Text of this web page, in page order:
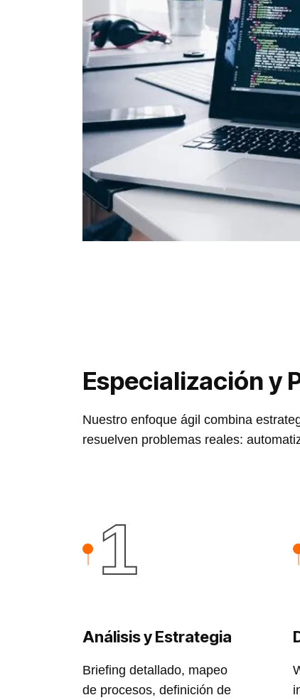
Especialización y
Nuestro enfoque ágil combina
resuelven problemas reales:
1
Análisis y Estrategia
Briefing detallado, mapeo
de procesos, definición de